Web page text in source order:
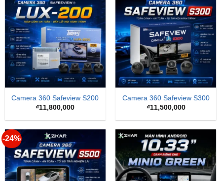
Camera 360 Safeview S200
₫11,800,000
Camera 360 Safeview S300
₫11,500,000